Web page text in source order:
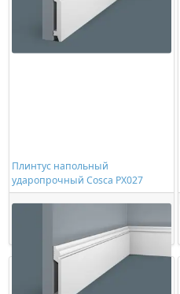
Плинтус напольный
ударопрочный Cosca PX027
1014,00 ₽/шт
Купить